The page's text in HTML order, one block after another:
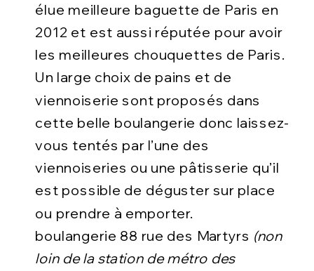
élue meilleure baguette de Paris en
2012 et est aussi réputée pour avoir
les meilleures chouquettes de Paris.
Un large choix de pains et de
viennoiserie sont proposés dans
cette belle boulangerie donc laissez-
vous tentés par l’une des
viennoiseries ou une pâtisserie qu’il
est possible de déguster sur place
ou prendre à emporter.
boulangerie 88 rue des Martyrs (non
loin de la station de métro des